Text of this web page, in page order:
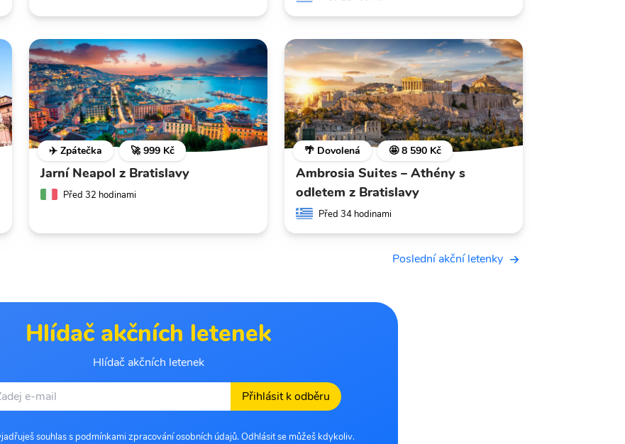
✈️ Zpátečka 🚀 999 Kč
Jarní Neapol z Bratislavy
Před 32 hodinami
🌴 Dovolená 🤩 8 590 Kč
Ambrosia Suites – Athény s
odletem z Bratislavy
Před 34 hodinami
Poslední akční letenky
Hlídač akčních letenek
Hlídač akčních letenek
Přihlásit k odběru
souhlas s podmínkami zpracování osobních údajů. Odhlásit se můžeš kdykoliv.